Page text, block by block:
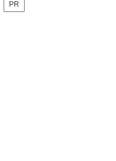
PR